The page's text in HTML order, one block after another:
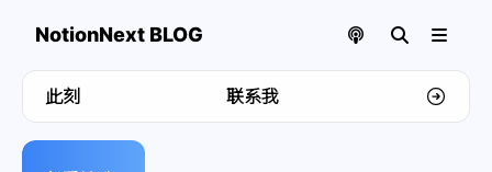
NotionNext BLOG
此刻 联系我